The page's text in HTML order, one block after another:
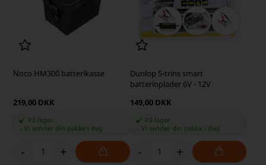
Noco HM300 batterikasse
219,00 DKK
På lager
-Vi sender din pakke i dag
- +
Dunlop 5-trins smart
batterioplader 6V - 12V
149,00 DKK
På lager
Vi sender din pakke i dag
- +